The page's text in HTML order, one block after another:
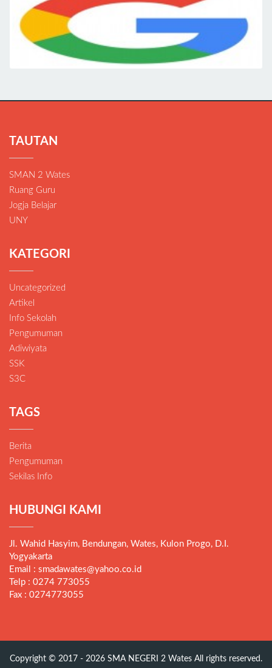
TAUTAN
SMAN 2 Wates
Ruang Guru
Jogja Belajar
UNY
KATEGORI
Uncategorized
Artikel
Info Sekolah
Pengumuman
Adiwiyata
SSK
S3C
TAGS
Berita
Pengumuman
Sekilas Info
HUBUNGI KAMI
Jl. Wahid Hasyim, Bendungan, Wates, Kulon Progo, D.I.
Yogyakarta
Email : smadawates@yahoo.co.id
Telp : 0274 773055
Fax : 0274773055
Copyright © 2017 - 2026 SMA NEGERI 2 Wates All rights reserved.